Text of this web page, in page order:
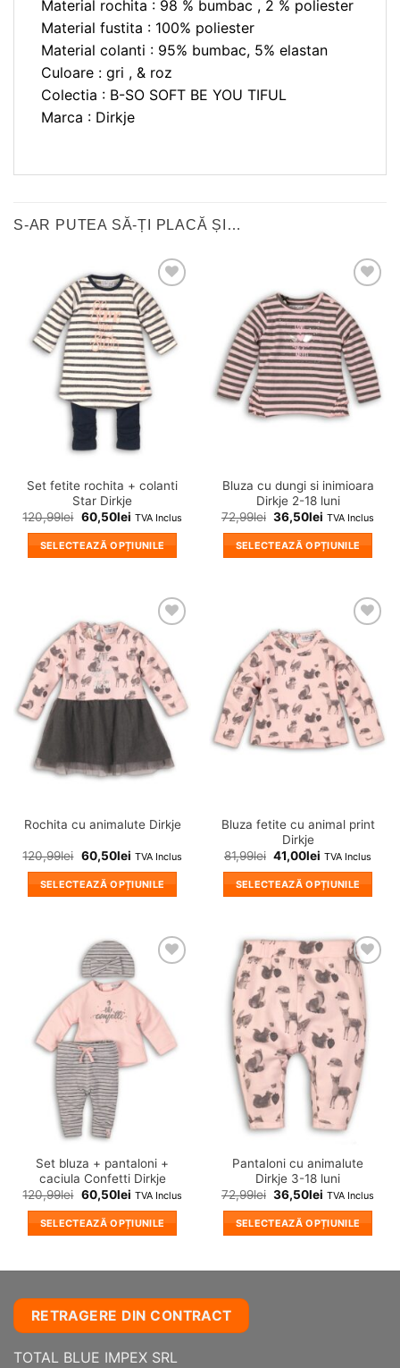
Material rochita : 98 % bumbac , 2 % poliester
Material fustita : 100% poliester
Material colanti : 95% bumbac, 5% elastan
Culoare : gri , & roz
Colectia : B-SO SOFT BE YOU TIFUL
Marca : Dirkje
S-AR PUTEA SĂ-ȚI PLACĂ ȘI…
Adauga
in
wishlist!
Set fetite rochita + colanti
Star Dirkje
120,99lei 60,50lei TVA Inclus
SELECTEAZĂ OPȚIUNILE
mai
multe
variații.
Opțiunile
pot
pagina
Adauga
in
wishlist!
Bluza cu dungi si inimioara
Dirkje 2-18 luni
72,99lei 36,50lei TVA Inclus
SELECTEAZĂ OPȚIUNILE
multe
variații.
Opțiunile
pot
fi
alese
în
Adauga
in
wishlist!
Rochita cu animalute Dirkje
120,99lei 60,50lei TVA Inclus
SELECTEAZĂ OPȚIUNILE
are
mai
multe
variații.
Opțiunile
pot
fi
alese
în
pagina
produsului.
Adauga
in
wishlist!
Bluza fetite cu animal print
Dirkje
81,99lei 41,00lei TVA Inclus
SELECTEAZĂ OPȚIUNILE
are
mai
multe
variații.
Opțiunile
pot
fi
alese
pagina
produsului.
wishlist!
Set bluza + pantaloni +
caciula Confetti Dirkje
120,99lei 60,50lei TVA Inclus
SELECTEAZĂ OPȚIUNILE
mai
multe
variații.
Opțiunile
❤
Adauga
in
wishlist!
Pantaloni cu animalute
Dirkje 3-18 luni
72,99lei 36,50lei TVA Inclus
SELECTEAZĂ OPȚIUNILE
RETRAGERE DIN CONTRACT
TOTAL BLUE IMPEX SRL